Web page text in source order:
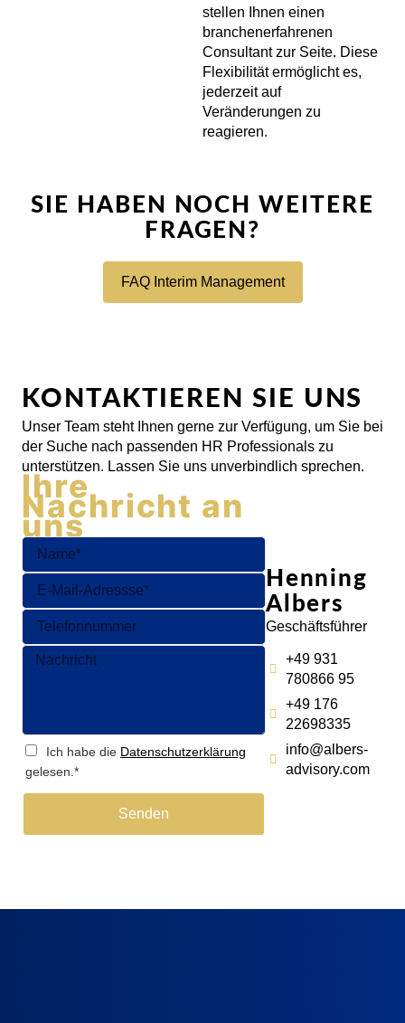
stellen Ihnen einen
branchenerfahrenen
Consultant zur Seite. Diese
Flexibilität ermöglicht es,
jederzeit auf
Veränderungen zu
reagieren.
SIE HABEN NOCH WEITERE
FRAGEN?
FAQ Interim Management
KONTAKTIEREN SIE UNS
Unser Team steht Ihnen gerne zur Verfügung, um Sie bei
der Suche nach passenden HR Professionals zu
unterstützen. Lassen Sie uns unverbindlich sprechen.
Ihre
Nachricht an
uns
Ich habe die Datenschutzerklärung
gelesen.*
Senden
Henning
Albers
Geschäftsführer
+49 931
780866 95
+49 176
22698335
info@albers-
advisory.com